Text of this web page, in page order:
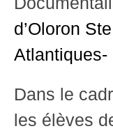
d’Oloron
Atlantiques-
Dans le
les élèves